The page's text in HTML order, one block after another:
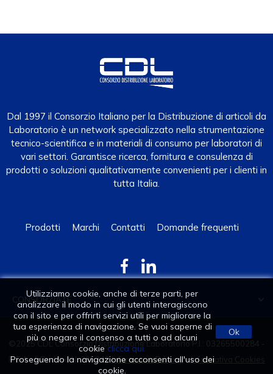
Dal 1997 il Consorzio Italiano per la Distribuzione di articoli da
Laboratorio è un network specializzato nella strumentazione
tecnico-scientifica e in materiali di consumo per laboratori di
vari settori. Garantisce ricerca, fornitura e consulenza di
prodotti o soluzioni qualitativamente convenienti per i clienti in
tutta Italia.
Prodotti Marchi Contatti Domande frequenti
CONSORZIATE 
Utilizziamo cookie, anche di terze parti, per
analizzare il modo in cui gli utenti interagiscono
con il sito e per offrirti servizi utili per migliorare la
tua esperienza di navigazione. Se vuoi saperne di
più o negare il consenso a tutti o ad alcuni
cookie clicca qui.
Proseguendo la navigazione acconsenti all'uso dei
cookie.
Ok
©2025 CDL Consorzio Distribuzione Laboratorio P.I.: 03265500284 -
R.E.A. di Padova N. 295249Informativa Privacy-Informativa Cookies